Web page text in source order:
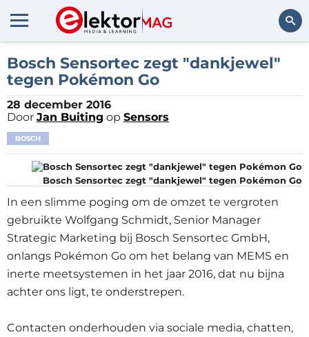
Zoeken
Bosch Sensortec zegt "dankjewel"
tegen Pokémon Go
28 december 2016
Door Jan Buiting op Sensors
BOSCH
Bosch Sensortec zegt "dankjewel" tegen Pokémon Go
In een slimme poging om de omzet te vergroten
gebruikte Wolfgang Schmidt, Senior Manager
Strategic Marketing bij Bosch Sensortec GmbH,
onlangs Pokémon Go om het belang van MEMS en
inerte meetsystemen in het jaar 2016, dat nu bijna
achter ons ligt, te onderstrepen.
Contacten onderhouden via sociale media, chatten,